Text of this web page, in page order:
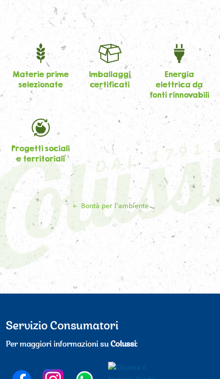
Materie prime
selezionate
Imballaggi
certificati
Energia
elettrica da
fonti rinnovabili
Progetti sociali
e territoriali
Bontà per l'ambiente
Servizio Consumatori
Per maggiori informazioni suColussi: